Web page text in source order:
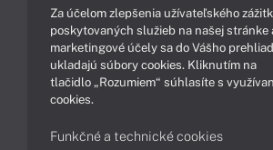
Technológie
Videá
Obsah
Ako nakupovať
Možnosti
Podpora a servis
Servisné služby
Za účelom zlepšenia užívateľského
poskytovaných služieb na našej stránke
marketingové účely sa do Vášho
ukladajú súbory cookies. Kliknutím na
tlačidlo „Rozumiem“ súhlasíte s
cookies.
Funkčné a technické cookies